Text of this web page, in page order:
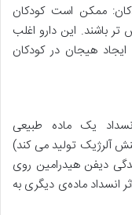
ممکن است کودکان
باشند. این دارو اغلب
هیجان در کودکان
یک ماده طبیعی
آلرژیک تولید می کند)
دیفن هیدرامین روی
انسداد ماده‌ی دیگری به